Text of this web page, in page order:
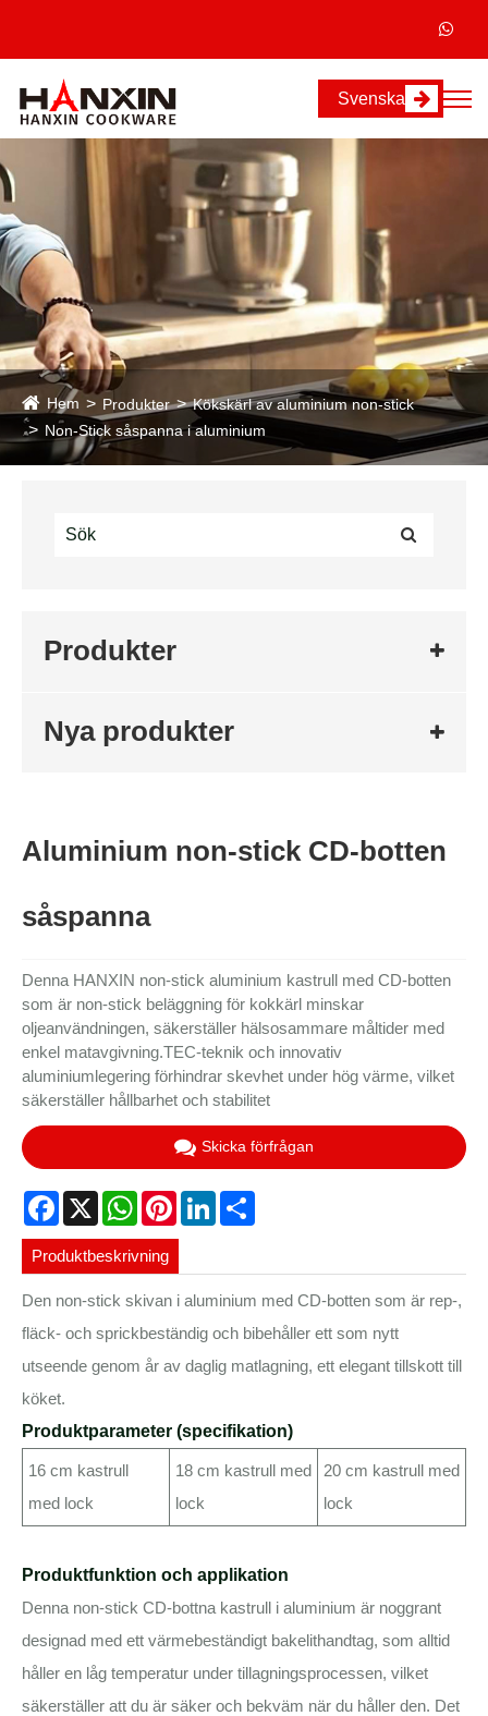
Svenska
Hem Produkter
Kökskärl av aluminium non-stick
Non-Stick såspanna i aluminium
Produkter
Nya produkter
Aluminium non-stick CD-botten
såspanna
Denna HANXIN non-stick aluminium kastrull med CD-botten
som är non-stick beläggning för kokkärl minskar
oljeanvändningen, säkerställer hälsosammare måltider med
enkel matavgivning.TEC-teknik och innovativ
aluminiumlegering förhindrar skevhet under hög värme, vilket
säkerställer hållbarhet och stabilitet
Skicka förfrågan
Facebook
X WhatsAppPinterestLinkedIn
Produktbeskrivning
Den non-stick skivan i aluminium med CD-botten som är rep-,
fläck- och sprickbeständig och bibehåller ett som nytt
utseende genom år av daglig matlagning, ett elegant tillskott till
köket.
Produktparameter (specifikation)
16 cm kastrull
med lock
18 cm kastrull med
lock
20 cm kastrull med
lock
Produktfunktion och applikation
Denna non-stick CD-bottna kastrull i aluminium är noggrant
designad med ett värmebeständigt bakelithandtag, som alltid
håller en låg temperatur under tillagningsprocessen, vilket
säkerställer att du är säker och bekväm när du håller den. Det